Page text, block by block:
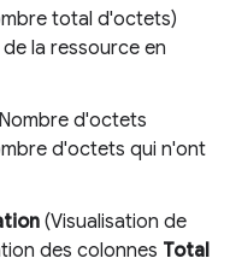
total d'octets)
la ressource en
d'octets
d'octets qui n'ont
(Visualisation de
des colonnes Total